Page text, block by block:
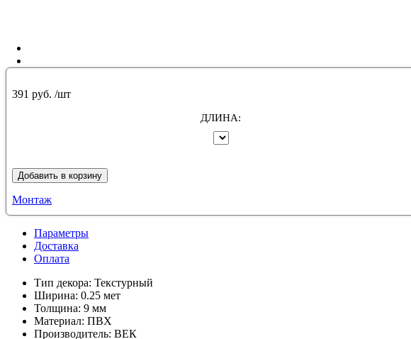
391 руб. /шт
ДЛИНА:
Добавить в корзину
Монтаж
Параметры
Доставка
Оплата
Тип декора: Текстурный
Ширина: 0.25 мет
Толщина: 9 мм
Материал: ПВХ
Производитель: ВЕК